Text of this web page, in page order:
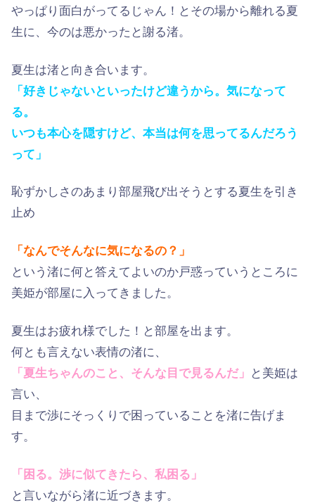
やっぱり面白がってるじゃん！とその場から離れる夏
生に、今のは悪かったと謝る渚。
夏生は渚と向き合います。
「好きじゃないといったけど違うから。気になって
る。
いつも本心を隠すけど、本当は何を思ってるんだろう
って」
恥ずかしさのあまり部屋飛び出そうとする夏生を引き
止め
「なんでそんなに気になるの？」
という渚に何と答えてよいのか戸惑っていうところに
美姫が部屋に入ってきました。
夏生はお疲れ様でした！と部屋を出ます。
何とも言えない表情の渚に、
「夏生ちゃんのこと、そんな目で見るんだ」
と美姫は
言い、
目まで渉にそっくりで困っていることを渚に告げま
す。
「困る。渉に似てきたら、私困る」
と言いながら渚に近づきます。